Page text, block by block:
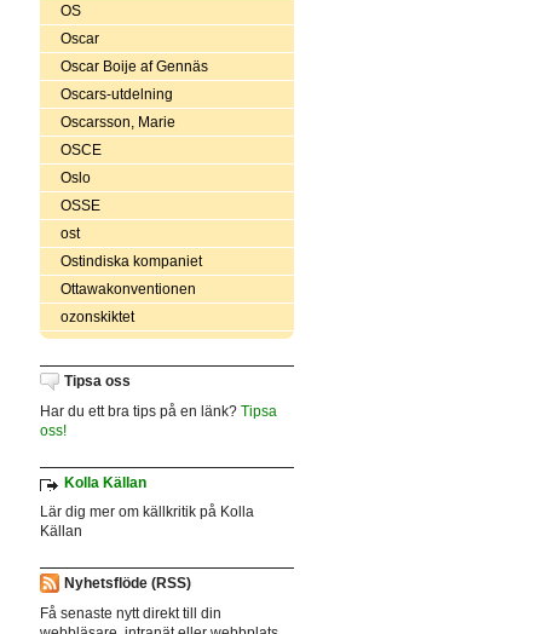
OS
Oscar
Oscar Boije af Gennäs
Oscars-utdelning
Oscarsson, Marie
OSCE
Oslo
OSSE
ost
Ostindiska kompaniet
Ottawakonventionen
ozonskiktet
Tipsa oss
Har du ett bra tips på en länk? Tipsa
oss!
Kolla Källan
Lär dig mer om källkritik på Kolla
Källan
Nyhetsflöde (RSS)
Få senaste nytt direkt till din